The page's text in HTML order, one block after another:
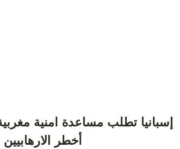
إسبانيا تطلب مساعدة امنية
أخطر الارهابيين